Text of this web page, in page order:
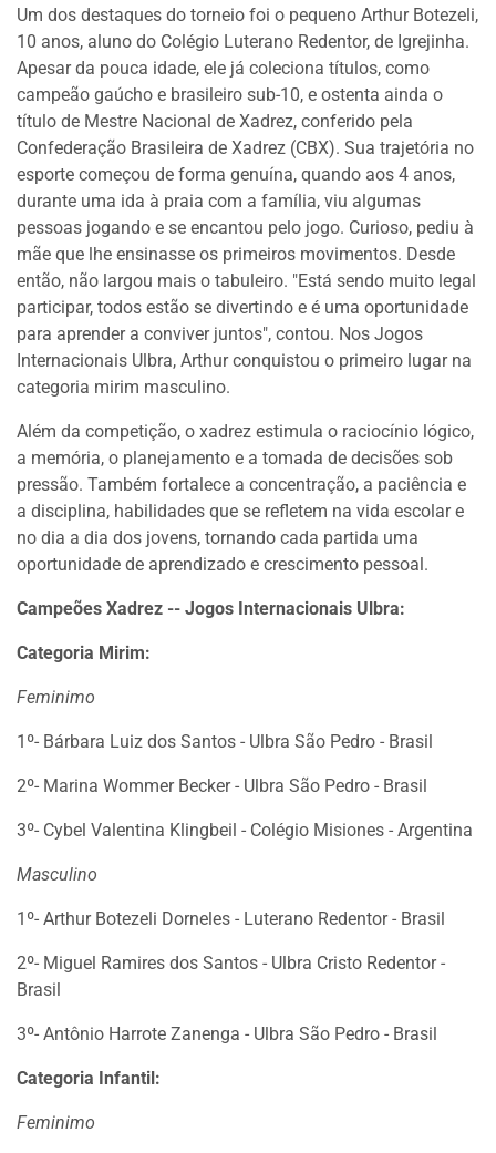
Um dos destaques do torneio foi o pequeno Arthur Botezeli,
10 anos, aluno do Colégio Luterano Redentor, de Igrejinha.
Apesar da pouca idade, ele já coleciona títulos, como
campeão gaúcho e brasileiro sub-10, e ostenta ainda o
título de Mestre Nacional de Xadrez, conferido pela
Confederação Brasileira de Xadrez (CBX). Sua trajetória no
esporte começou de forma genuína, quando aos 4 anos,
durante uma ida à praia com a família, viu algumas
pessoas jogando e se encantou pelo jogo. Curioso, pediu à
mãe que lhe ensinasse os primeiros movimentos. Desde
então, não largou mais o tabuleiro. "Está sendo muito legal
participar, todos estão se divertindo e é uma oportunidade
para aprender a conviver juntos", contou. Nos Jogos
Internacionais Ulbra, Arthur conquistou o primeiro lugar na
categoria mirim masculino.
Além da competição, o xadrez estimula o raciocínio lógico,
a memória, o planejamento e a tomada de decisões sob
pressão. Também fortalece a concentração, a paciência e
a disciplina, habilidades que se refletem na vida escolar e
no dia a dia dos jovens, tornando cada partida uma
oportunidade de aprendizado e crescimento pessoal.
Campeões Xadrez -- Jogos Internacionais Ulbra:
Categoria Mirim:
Feminimo
1º- Bárbara Luiz dos Santos - Ulbra São Pedro - Brasil
2º- Marina Wommer Becker - Ulbra São Pedro - Brasil
3º- Cybel Valentina Klingbeil - Colégio Misiones - Argentina
Masculino
1º- Arthur Botezeli Dorneles - Luterano Redentor - Brasil
2º- Miguel Ramires dos Santos - Ulbra Cristo Redentor -
Brasil
3º- Antônio Harrote Zanenga - Ulbra São Pedro - Brasil
Categoria Infantil:
Feminimo